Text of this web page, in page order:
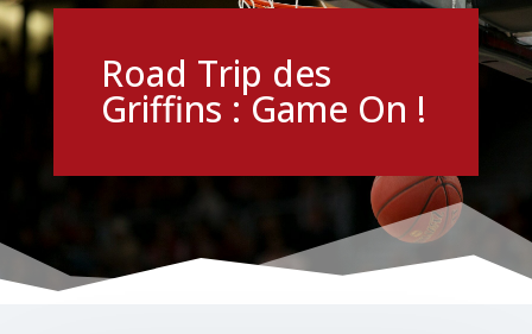
Road Trip des
Griffins : Game On !